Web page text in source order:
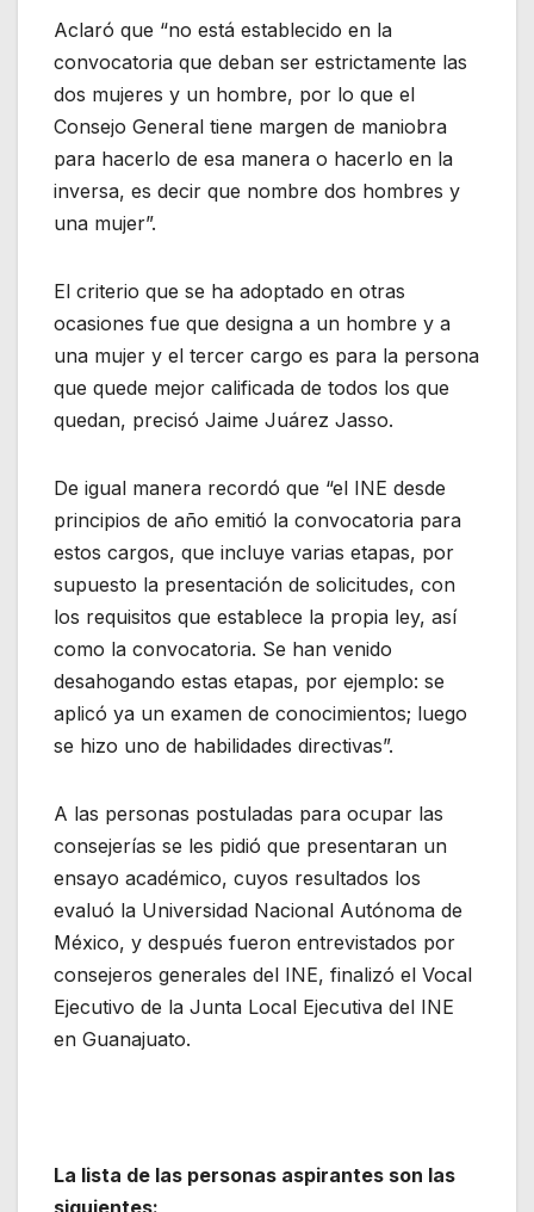
Aclaró que “no está establecido en la
convocatoria que deban ser estrictamente las
dos mujeres y un hombre, por lo que el
Consejo General tiene margen de maniobra
para hacerlo de esa manera o hacerlo en la
inversa, es decir que nombre dos hombres y
una mujer”.
El criterio que se ha adoptado en otras
ocasiones fue que designa a un hombre y a
una mujer y el tercer cargo es para la persona
que quede mejor calificada de todos los que
quedan, precisó Jaime Juárez Jasso.
De igual manera recordó que “el INE desde
principios de año emitió la convocatoria para
estos cargos, que incluye varias etapas, por
supuesto la presentación de solicitudes, con
los requisitos que establece la propia ley, así
como la convocatoria. Se han venido
desahogando estas etapas, por ejemplo: se
aplicó ya un examen de conocimientos; luego
se hizo uno de habilidades directivas”.
A las personas postuladas para ocupar las
consejerías se les pidió que presentaran un
ensayo académico, cuyos resultados los
evaluó la Universidad Nacional Autónoma de
México, y después fueron entrevistados por
consejeros generales del INE, finalizó el Vocal
Ejecutivo de la Junta Local Ejecutiva del INE
en Guanajuato.
La lista de las personas aspirantes son las